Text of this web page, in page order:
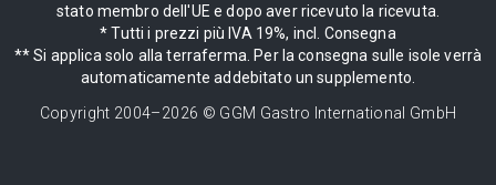
stato membro dell'UE e dopo aver ricevuto la ricevuta.
* Tutti i prezzi più IVA 19%, incl. Consegna
** Si applica solo alla terraferma. Per la consegna sulle isole verrà
automaticamente addebitato un supplemento.
Copyright 2004–2026 © GGM Gastro International GmbH